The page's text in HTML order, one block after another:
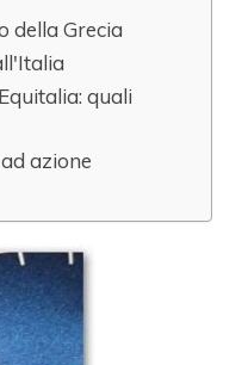
della Grecia
quali
azione